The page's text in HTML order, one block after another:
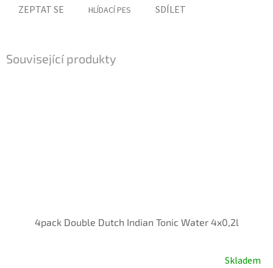
ZEPTAT SE HLÍDACÍ PES SDÍLET
Související produkty
4pack Double Dutch Indian Tonic Water 4x0,2l
Skladem